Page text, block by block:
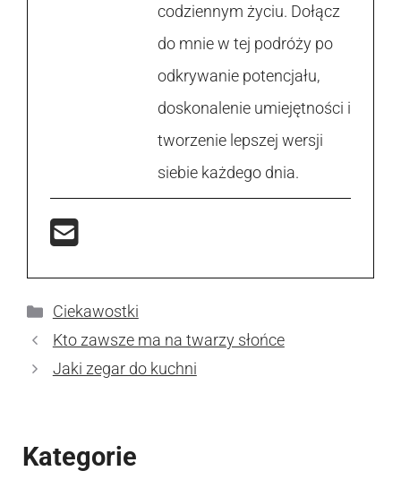
codziennym życiu. Dołącz
do mnie w tej podróży po
odkrywanie potencjału,
doskonalenie umiejętności i
tworzenie lepszej wersji
siebie każdego dnia.
Kategorie
Ciekawostki
Kto zawsze ma na twarzy słońce
Jaki zegar do kuchni
Kategorie